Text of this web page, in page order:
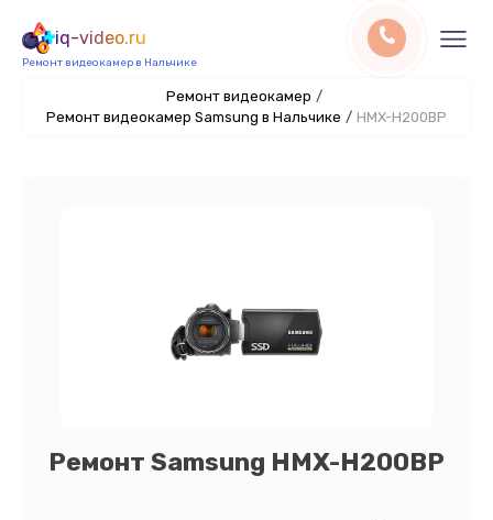
iq-video.ru
Ремонт видеокамер в Нальчике
Ремонт видеокамер /
Ремонт видеокамер Samsung в Нальчике / HMX-H200BP
Ремонт Samsung HMX-H200BP